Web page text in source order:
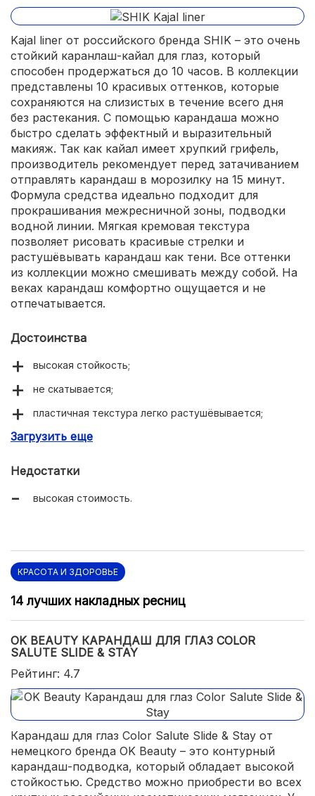
Kajal liner от российского бренда SHIK – это очень
стойкий каранлаш-кайал для глаз, который
способен продержаться до 10 часов. В коллекции
представлены 10 красивых оттенков, которые
сохраняются на слизистых в течение всего дня
без растекания. С помощью карандаша можно
быстро сделать эффектный и выразительный
макияж. Так как кайал имеет хрупкий грифель,
производитель рекомендует перед затачиванием
отправлять карандаш в морозилку на 15 минут.
Формула средства идеально подходит для
прокрашивания межресничной зоны, подводки
водной линии. Мягкая кремовая текстура
позволяет рисовать красивые стрелки и
растушёвывать карандаш как тени. Все оттенки
из коллекции можно смешивать между собой. На
веках карандаш комфортно ощущается и не
отпечатывается.
Достоинства
высокая стойкость;
не скатывается;
пластичная текстура легко растушёвывается;
высокая пигментация;
Загрузить еще
Недостатки
высокая стоимость.
КРАСОТА И ЗДОРОВЬЕ
14 лучших накладных ресниц
OK BEAUTY КАРАНДАШ ДЛЯ ГЛАЗ COLOR
SALUTE SLIDE & STAY
Рейтинг: 4.7
Карандаш для глаз Color Salute Slide & Stay от
немецкого бренда OK Beauty – это контурный
карандаш-подводка, который обладает высокой
стойкостью. Средство можно приобрести во всех